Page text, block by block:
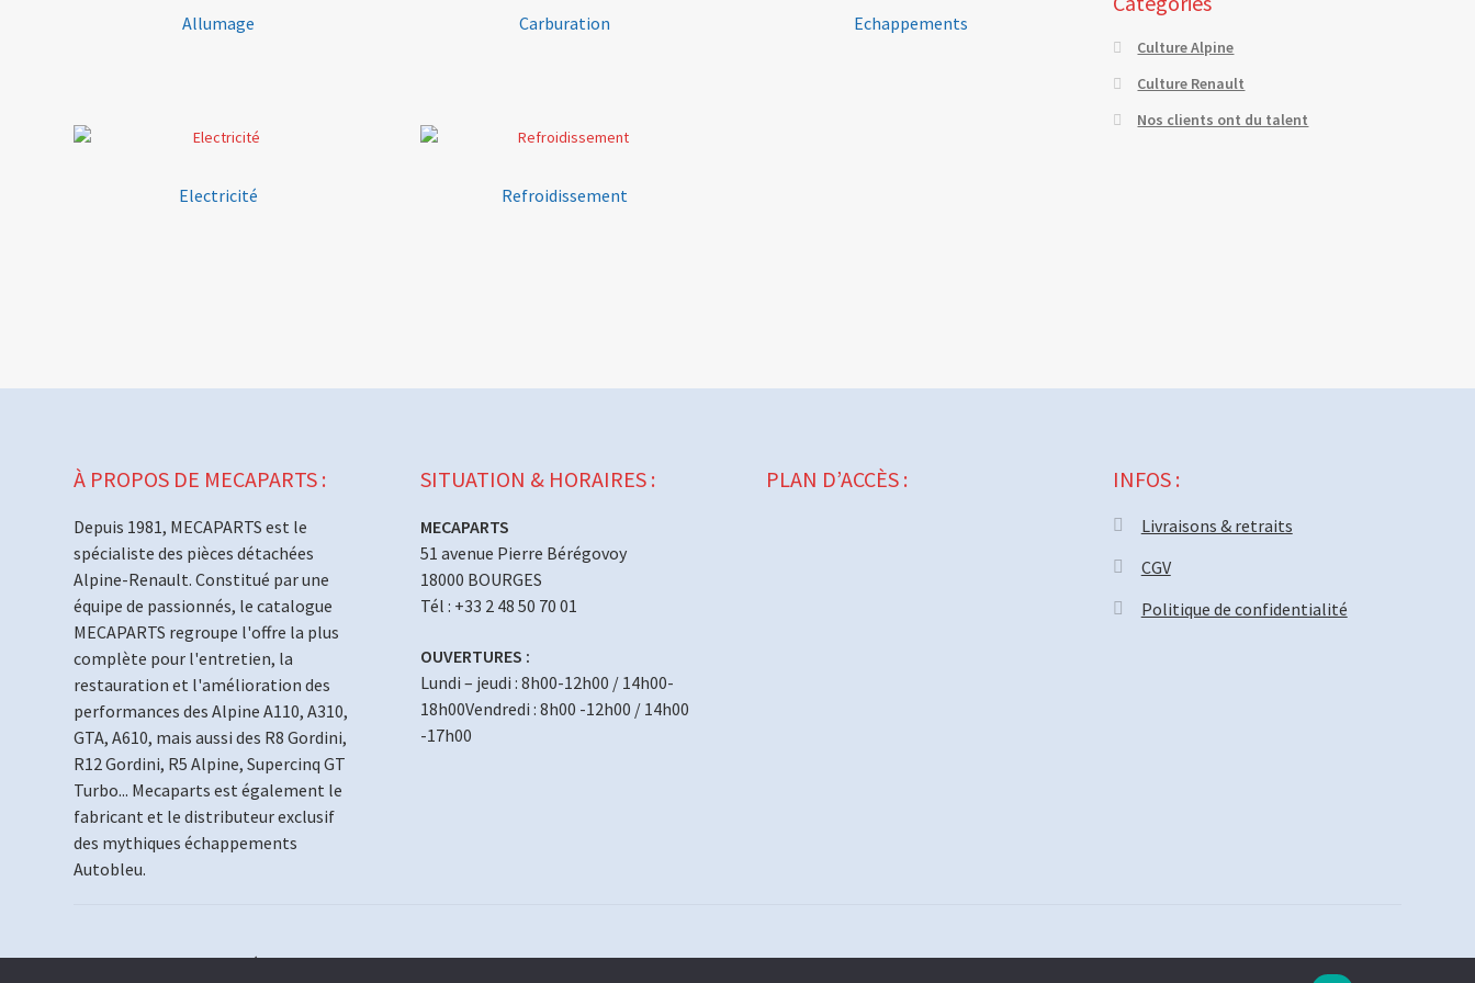
Allumage Carburation Echappements
Electricité Refroidissement
Culture Alpine
Culture Renault
Nos clients ont du talent
À PROPOS DE MECAPARTS :
Depuis 1981, MECAPARTS est le
spécialiste des pièces détachées
Alpine-Renault. Constitué par une
équipe de passionnés, le catalogue
MECAPARTS regroupe l'offre la plus
complète pour l'entretien, la
restauration et l'amélioration des
performances des Alpine A110, A310,
GTA, A610, mais aussi des R8 Gordini,
R12 Gordini, R5 Alpine, Supercinq GT
Turbo... Mecaparts est également le
fabricant et le distributeur exclusif
des mythiques échappements
Autobleu.
SITUATION & HORAIRES :
MECAPARTS
51 avenue Pierre Bérégovoy
18000 BOURGES
Tél : +33 2 48 50 70 01
OUVERTURES :
Lundi – jeudi : 8h00-12h00 / 14h00-
18h00Vendredi : 8h00 -12h00 / 14h00
-17h00
PLAN D’ACCÈS : INFOS :
Livraisons & retraits
CGV
Politique de confidentialité
© MECAPARTS 2021 ~ création siteWeb18.net